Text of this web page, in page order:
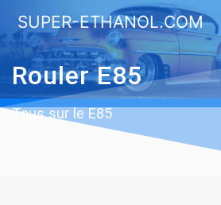
content
SUPER-ETHANOL.COM
Rouler E85
Tous sur le E85